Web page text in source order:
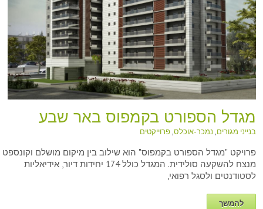
מגדל הספורט בקמפוס באר שבע
בנייני מגורים, נמכר-אוכלס,פרוייקטים
פרויקט "מגדל הספורט בקמפוס" הוא שילוב בין מיקום מושלם וקונספט
מנצח להשקעה סולידית. המגדל כולל 174 יחידות דיור, אידיאליות
לסטודנטים ולסגל רפואי,
להמשך